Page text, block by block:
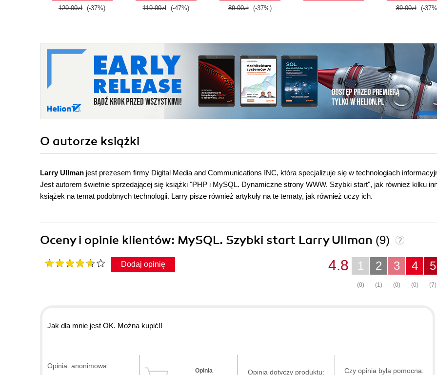
129.00zł (-37%) 119.00zł (-47%) 89.00zł (-37%) 89.00zł (-
O autorze książki
Larry Ullman jest prezesem firmy Digital Media and Communications INC, która specjalizuje się w technologiach
Jest autorem świetnie sprzedającej się książki "PHP i MySQL. Dynamiczne strony WWW. Szybki start", jak również kilku
książek na temat podobnych technologii. Larry pisze również artykuły na te tematy, jak również uczy ich.
Oceny i opinie klientów: MySQL. Szybki start Larry Ullman (9)
Dodaj opinię 5
(7)
4
(0)
3
(0)
2
(1)
1
(0)
4.8
Jak dla mnie jest OK. Można kupić!!
Opinia: anonimowa
Opinia
Opinia dotyczy produktu:
Czy opinia była pomocna: